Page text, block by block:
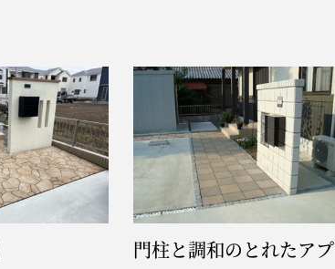
門柱と調和のとれたアプ